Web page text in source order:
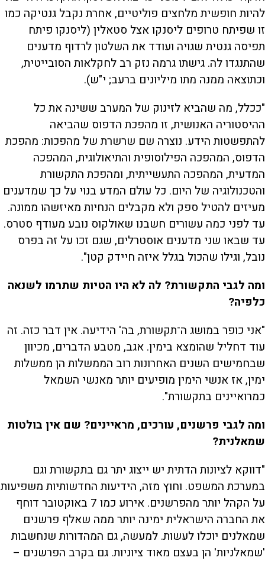
להיות חופשית מלחצים פוליטיים, אחרת נקבל גנטיקה כמו
זו שפיתח טרופים ליסנקו אצל סטאלין (ליסנקו פיתח
תפיסה גנטית שגויה ועודד את השלטון לרדוף מדענים
שהתנגדו לה. גישתו גרמה נזק רב לחקלאות הסובייטית,
וכתוצאה ממנה מתו מיליונים ברעב; י"ש).
"ככלל, מה שהביא לזינוק של המערב ששינה את כל
ההיסטוריה האנושית, זו מהפכת הדפוס שהביאה
להתפשטות הידע. נוצרה שם שרשרת של מהפכות: מהפכת
הדפוס, המהפכה הפילוסופית והתיאולוגית, המהפכה
המדעית, המהפכה התעשייתית, ומהפכת התקשורת
והטכנולוגיה של היום. כל עולם המדע בנוי על כך שמדענים
מעיזים להטיל ספק ולא מקבלים הנחיות מאיזשהו ממונה.
עד לפני כמה עשורים חשבנו שאולקוס נובע מעודף סטרס.
עד שבאו שני מדענים אוסטרלים, שגם זכו על זה בפרס
נובל, וגילו שהכול בגלל איזה חיידק קטן".
ומה לגבי התקשורת? לה לא היו הטיות שתרמו לשנאה
כלפיה?
"אני כופר במושג ה־תקשורת, בה' הידיעה. אין דבר כזה. זה
עוד דחליל שהומצא בימין. אגב, מטבע הדברים, מכיוון
שבחמישים השנים האחרונות רוב הממשלות הן ממשלות
ימין, אז אנשי הימין מופיעים יותר מאנשי השמאל
כמרואיינים בתקשורת".
ומה לגבי פרשנים, עורכים, מראיינים? שם אין בולטות
שמאלנית?
"דווקא לציונות הדתית יש ייצוג יתר גם בתקשורת וגם
במערכת המשפט. וחוץ מזה, הידיעות החדשותיות משפיעות
על הקהל יותר מהפרשנים. אירוע כמו 7 באוקטובר דוחף
את החברה הישראלית ימינה יותר ממה שאלף פרשנים
שמאלנים יוכלו לעשות. למעשה, גם המהדורות שנחשבות
'שמאלניות' הן בעצם מאוד ציוניות. גם בקרב הפרשנים –